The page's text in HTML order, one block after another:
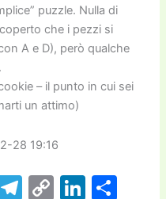
puzzle. Nulla di
che i pezzi si
A e D), però qualche
– il punto in cui sei
un attimo)
28 19:16
T C Li C